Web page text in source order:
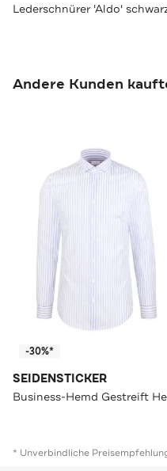
Lederschnürer 'Aldo'
Andere Kunden
-30%*
SEIDENSTICKER
* Unverbindliche